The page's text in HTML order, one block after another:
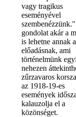
vagy tragikus
eseményével
gondolat akár a
is lehetne annak
előadásnak, ami
történelmünk
nehezen
zűrzavaros
az 1918-19-es
események
kalauzolja el a
közönséget.